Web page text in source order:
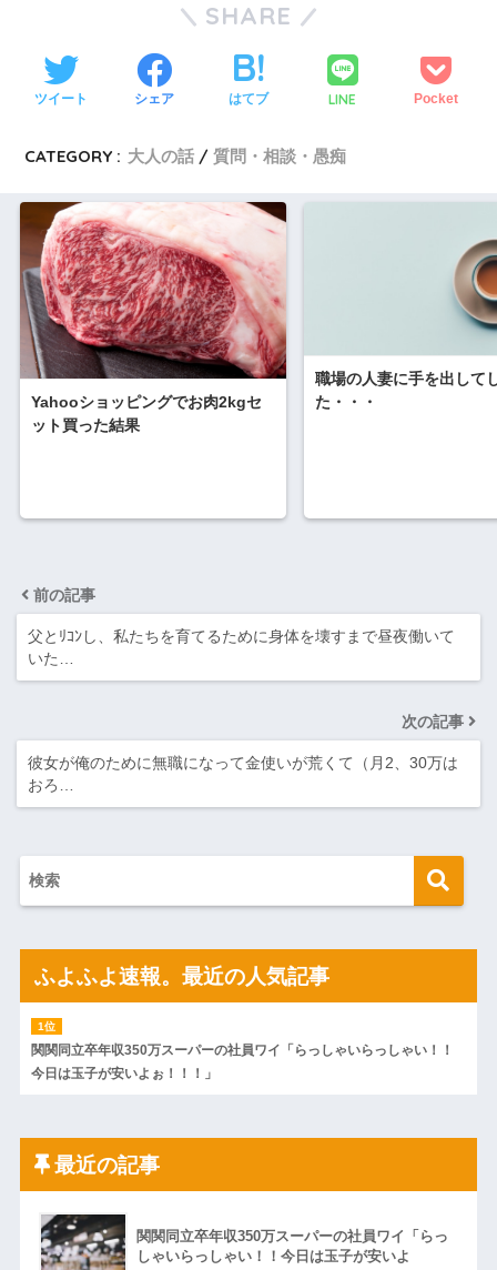
SHARE
ツイート シェア はてブ LINE Pocket
CATEGORY : 大人の話 質問・相談・愚痴
Yahooショッピングでお肉2kgセ
ット買った結果
職場の人妻に手を出して
た・・・
前の記事
父とﾘｺﾝし、私たちを育てるために身体を壊すまで昼夜働いて
いた…
次の記事
彼女が俺のために無職になって金使いが荒くて（月2、30万は
おろ…
ふよふよ速報。最近の人気記事
関関同立卒年収350万スーパーの社員ワイ「らっしゃいらっしゃい！！
今日は玉子が安いよぉ！！！」
最近の記事
関関同立卒年収350万スーパーの社員ワイ「らっ
しゃいらっしゃい！！今日は玉子が安いよ